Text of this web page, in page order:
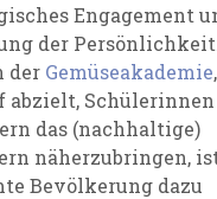
Engagement
der Persönlichkeit.
der Gemüseakademie
abzielt,
das (nachhaltige)
näherzubringen,
Bevölkerung dazu